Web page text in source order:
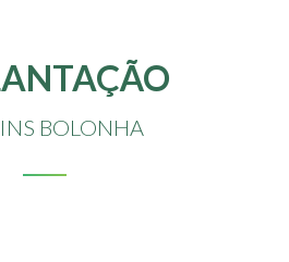
BOLONHA